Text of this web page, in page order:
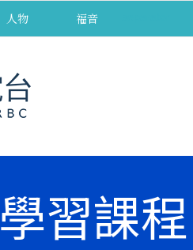
人物 福音
學習課程